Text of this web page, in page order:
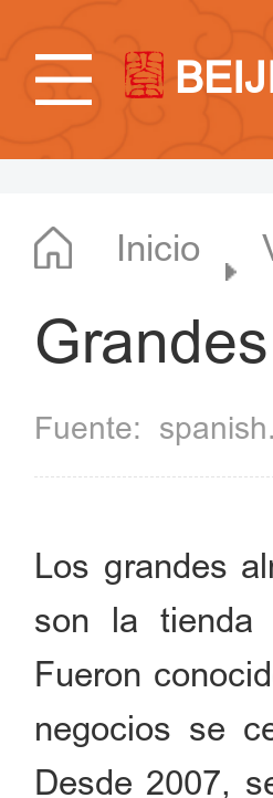
Inicio
Fuente:
Los grandes
son la tienda
Fueron
negocios se
Desde 2007,